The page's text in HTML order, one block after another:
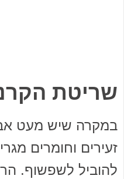
שריטת
במקרה שיש מעט
זעירים וחומרים
להוביל לשפשוף.